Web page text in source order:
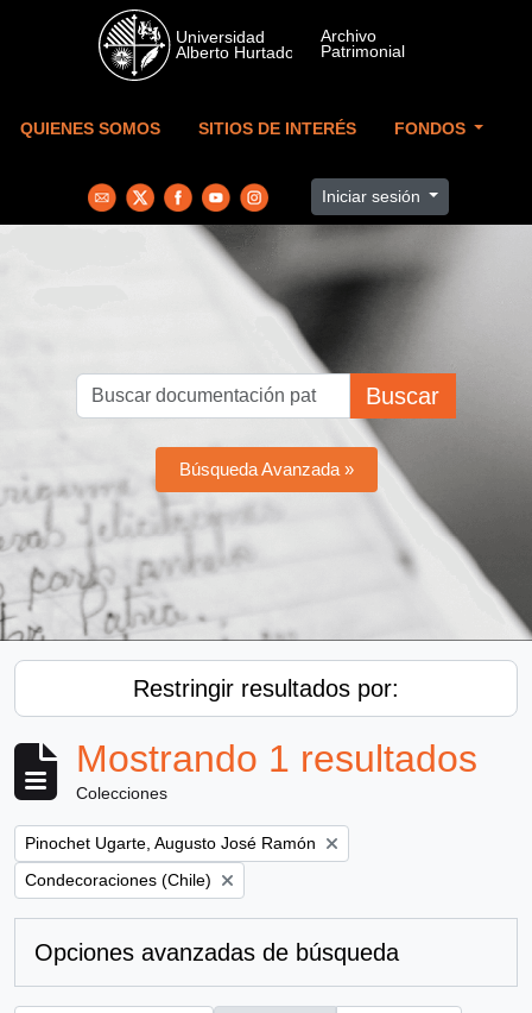
Skip to main content
QUIENES SOMOS SITIOS DE INTERÉS FONDOS
Iniciar sesión
Buscar
Búsqueda Avanzada »
Restringir resultados por:
Mostrando 1 resultados
Colecciones
Remove filter:
Pinochet Ugarte, Augusto José Ramón
Remove filter:
Condecoraciones (Chile)
Opciones avanzadas de búsqueda